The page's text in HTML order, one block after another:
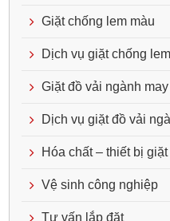
Giặt chống lem màu
Dịch vụ giặt chống
Giặt đồ vải ngành
Dịch vụ giặt đồ vải
Hóa chất – thiết bị giặt
Vệ sinh công nghiệp
Tư vấn lắp đặt